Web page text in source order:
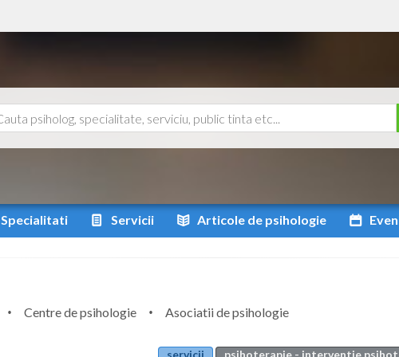
Specialitati Servicii Articole de psihologie
Centre de psihologie
Asociatii de psihologie
servicii
psihoterapie - interventie